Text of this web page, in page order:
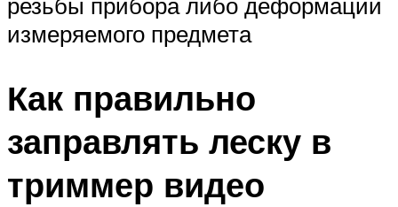
измеряемого предмета
Как правильно
заправлять леску в
триммер видео